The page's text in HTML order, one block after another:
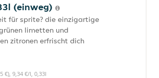
(einweg)
für sprite? die einzigartige
limetten und
zitronen erfrischt dich
€), 9,34 €/l, 0,33l